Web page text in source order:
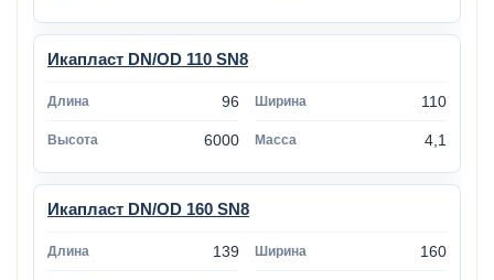
Икапласт DN/OD 110 SN8
96 110
6000 4,1
Икапласт DN/OD 160 SN8
139 160